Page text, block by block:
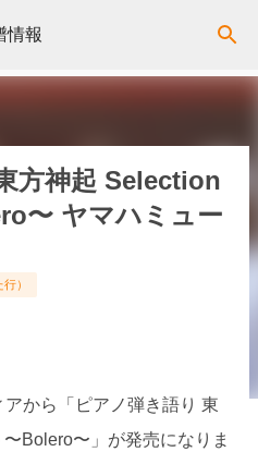
コンテンツに移動
情報
方神起 Selection
〜 ヤマハミュー
）
から「ピアノ弾き語り 東
Bolero〜」が発売になりま